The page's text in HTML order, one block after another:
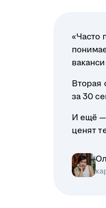
«Часто
Вторая
за 30
И ещё —
ценят